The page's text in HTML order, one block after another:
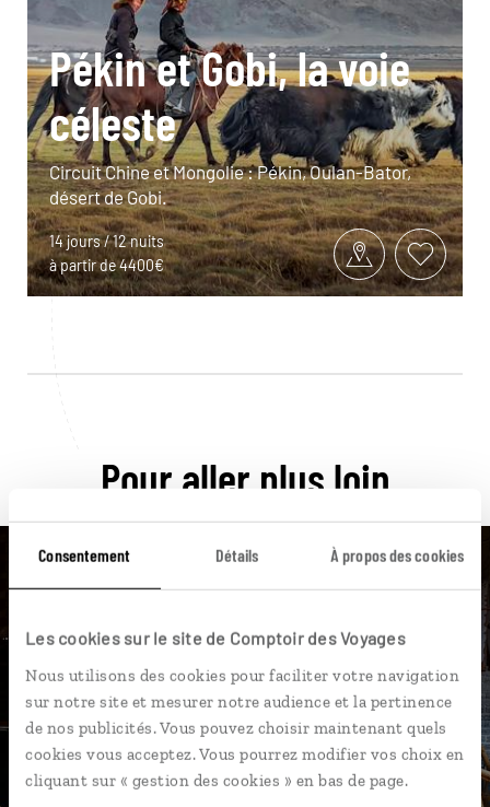
Consentement Détails À propos des cookies
Les cookies sur le site de Comptoir des Voyages
Nous utilisons des cookies pour faciliter votre navigation
sur notre site et mesurer notre audience et la pertinence
de nos publicités. Vous pouvez choisir maintenant quels
cookies vous acceptez. Vous pourrez modifier vos choix en
cliquant sur « gestion des cookies » en bas de page.
Pékin et Gobi, la voie
céleste
Circuit Chine et Mongolie : Pékin, Oulan-Bator,
désert de Gobi.
14 jours / 12 nuits
à partir de 4400€
Pour aller plus loin
Nos 12 idées de voyage
Chine